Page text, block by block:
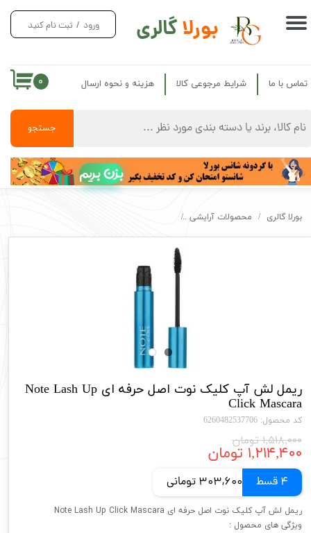
بورلاگالری
جستجو
ورود / ثبت نام کنید
حساب کاربری من
سفارشات
خروج از حساب کاربری
۰ تماس با ما شرایط مرجوعی کالا هزینه و نحوه ارسال
بزن بریم
بورلا گالری محصولات آرایشی
ریمل لش آپ کلیک نوت اصل حرفه ای Note Lash Up
Click Mascara
کد محصول: 6260482537706
۱,۵۱۸,۰۰۰ تومان
۱,۲۱۴,۴۰۰ تومان
4 قسط 303,600 تومانی
ریمل لش آپ کلیک نوت اصل حرفه ای Note Lash Up Click Mascara
ویژگی های محصول :